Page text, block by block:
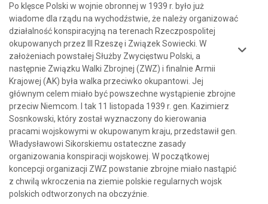
Po klęsce Polski w wojnie obronnej w 1939 r. było już
wiadome dla rządu na wychodźstwie, że należy organizować
działalność konspiracyjną na terenach Rzeczpospolitej
okupowanych przez III Rzeszę i Związek Sowiecki. W
założeniach powstałej Służby Zwycięstwu Polski, a
następnie Związku Walki Zbrojnej (ZWZ) i finalnie Armii
Krajowej (AK) była walka przeciwko okupantowi. Jej
głównym celem miało być powszechne wystąpienie zbrojne
przeciw Niemcom. I tak 11 listopada 1939 r. gen. Kazimierz
Sosnkowski, który został wyznaczony do kierowania
pracami wojskowymi w okupowanym kraju, przedstawił gen.
Władysławowi Sikorskiemu ostateczne zasady
organizowania konspiracji wojskowej. W początkowej
koncepcji organizacji ZWZ powstanie zbrojne miało nastąpić
z chwilą wkroczenia na ziemie polskie regularnych wojsk
polskich odtworzonych na obczyźnie.